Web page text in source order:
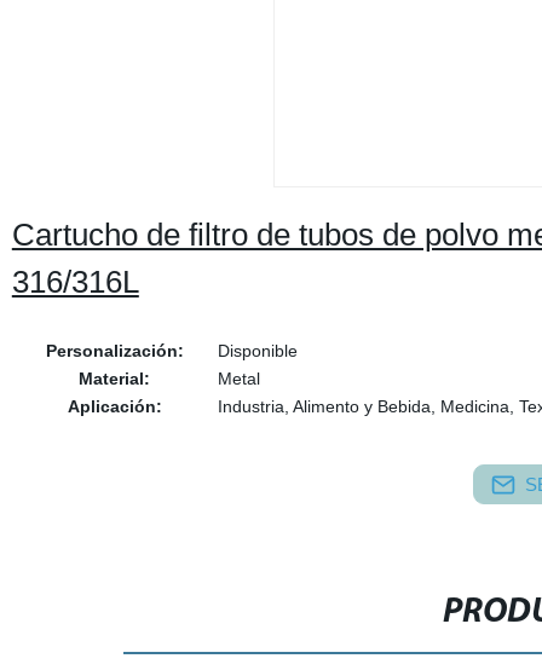
Cartucho de filtro de tubos de polvo
316/316L
Personalización:
Disponible
Material:
Metal
Aplicación:
Industria, Alimento y Bebida, Medicina,